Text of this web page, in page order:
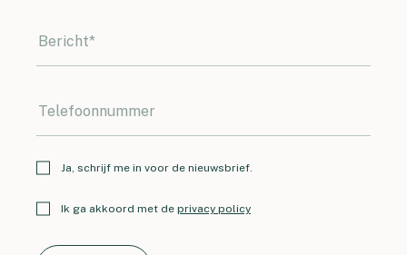
Ja, schrijf me in voor de nieuwsbrief.
Ik ga akkoord met de privacy policy